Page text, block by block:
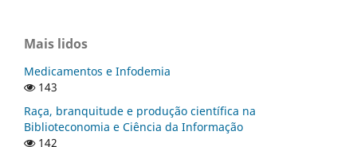
Mais lidos
Medicamentos e Infodemia
143
Raça, branquitude e produção científica na
Biblioteconomia e Ciência da Informação
142